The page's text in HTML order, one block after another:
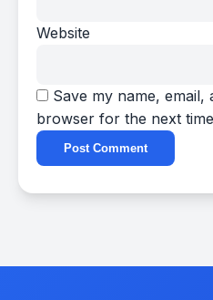
Website
Save my name, email,
browser for the next